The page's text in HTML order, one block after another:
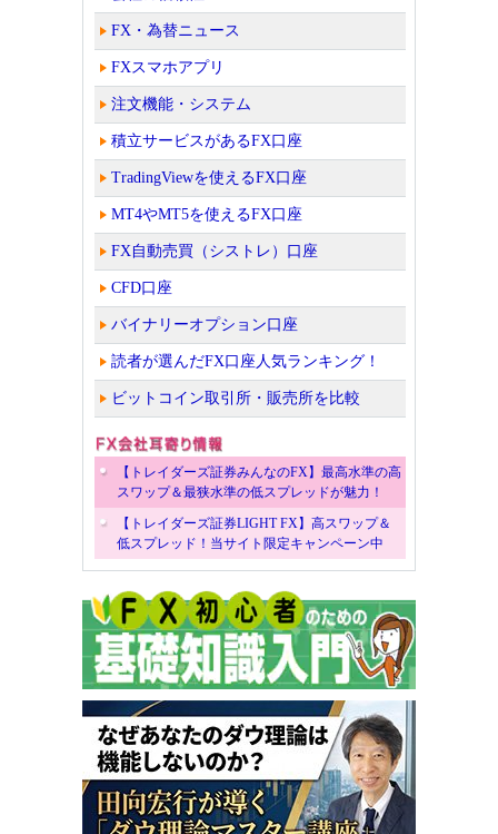
FX・為替ニュース
FXスマホアプリ
注文機能・システム
積立サービスがあるFX口座
TradingViewを使えるFX口座
MT4やMT5を使えるFX口座
FX自動売買（シストレ）口座
CFD口座
バイナリーオプション口座
読者が選んだFX口座人気ランキング！
ビットコイン取引所・販売所を比較
【トレイダーズ証券みんなのFX】最高水準の高
スワップ＆最狭水準の低スプレッドが魅力！
【トレイダーズ証券LIGHT FX】高スワップ＆
低スプレッド！当サイト限定キャンペーン中